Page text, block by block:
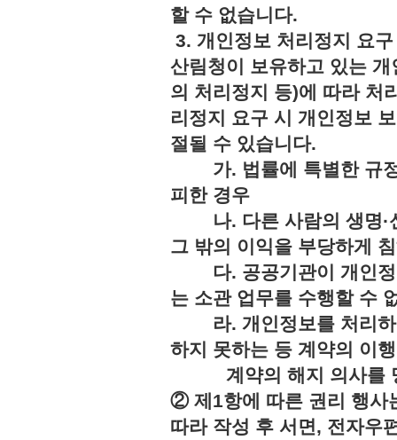
할 수 없습니다.
3. 개인정보 처리정지 요구
산림청이 보유하고 있는
의 처리정지 등)에 따라 처
리정지 요구 시 개인정보
절될 수 있습니다.
가. 법률에 특별한 규정
피한 경우
나. 다른 사람의 생명·
그 밖의 이익을 부당하게
다. 공공기관이 개인정
는 소관 업무를 수행할 수
라. 개인정보를 처리하
하지 못하는 등 계약의 이
계약의 해지 의사를 명
② 제1항에 따른 권리 행사
따라 작성 후 서면, 전자우